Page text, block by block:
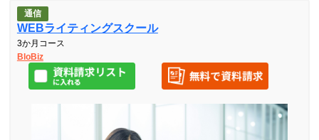
通信
WEBライティングスクール
3か月コース
BloBiz